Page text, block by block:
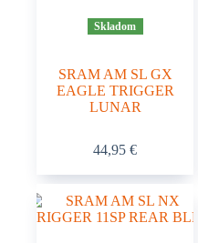
Skladom
SRAM AM SL GX
EAGLE TRIGGER
LUNAR
44,95€